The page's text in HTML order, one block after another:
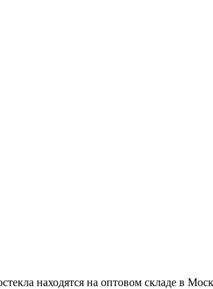
находятся на оптовом складе в